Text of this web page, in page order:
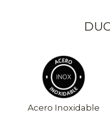
Acero Inoxidable